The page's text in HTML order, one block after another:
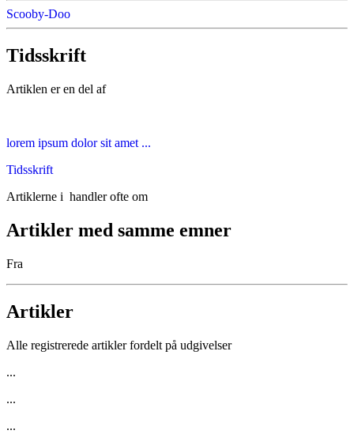
Scooby-Doo
Tidsskrift
Artiklen er en del af
lorem ipsum dolor sit amet ...
Tidsskrift
Artiklerne i handler ofte om
Artikler med samme emner
Fra
Artikler
Alle registrerede artikler fordelt på udgivelser
...
...
...